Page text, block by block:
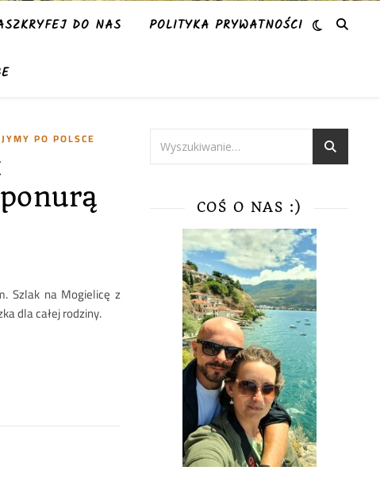
DO NAS POLITYKA PRYWATNOŚCI
PO POLSCE
Szlak na Mogielicę z
dla całej rodziny.
COŚ O NAS :)